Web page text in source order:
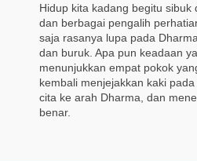
Hidup kita kadang begitu sibuk
dan berbagai pengalih
saja rasanya lupa pada
dan buruk. Apa pun keadaan
menunjukkan empat pokok
kembali menjejakkan kaki
cita ke arah Dharma, dan
benar.